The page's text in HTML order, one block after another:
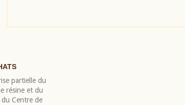
partielle du
résine et du
du Centre de